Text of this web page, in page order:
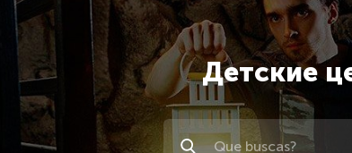
Детские
Поиск